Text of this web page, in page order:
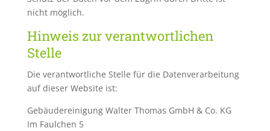
nicht möglich.
Hinweis zur verantwortlichen
Stelle
Die verantwortliche Stelle für die Datenverarbeitung
auf dieser Website ist:
Gebäudereinigung Walter Thomas GmbH & Co. KG
Im Faulchen 5